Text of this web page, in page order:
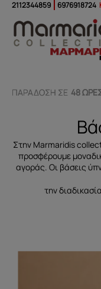
2112344859 6976918724
ΠΑΡΑΔΟΣΗ ΣΕ 48
ΠΑΡΑΔΟΣΗ ΣΕ 48
Στην Μarmaridis
προσφέρουμε
αγοράς. Οι βάσεις
την